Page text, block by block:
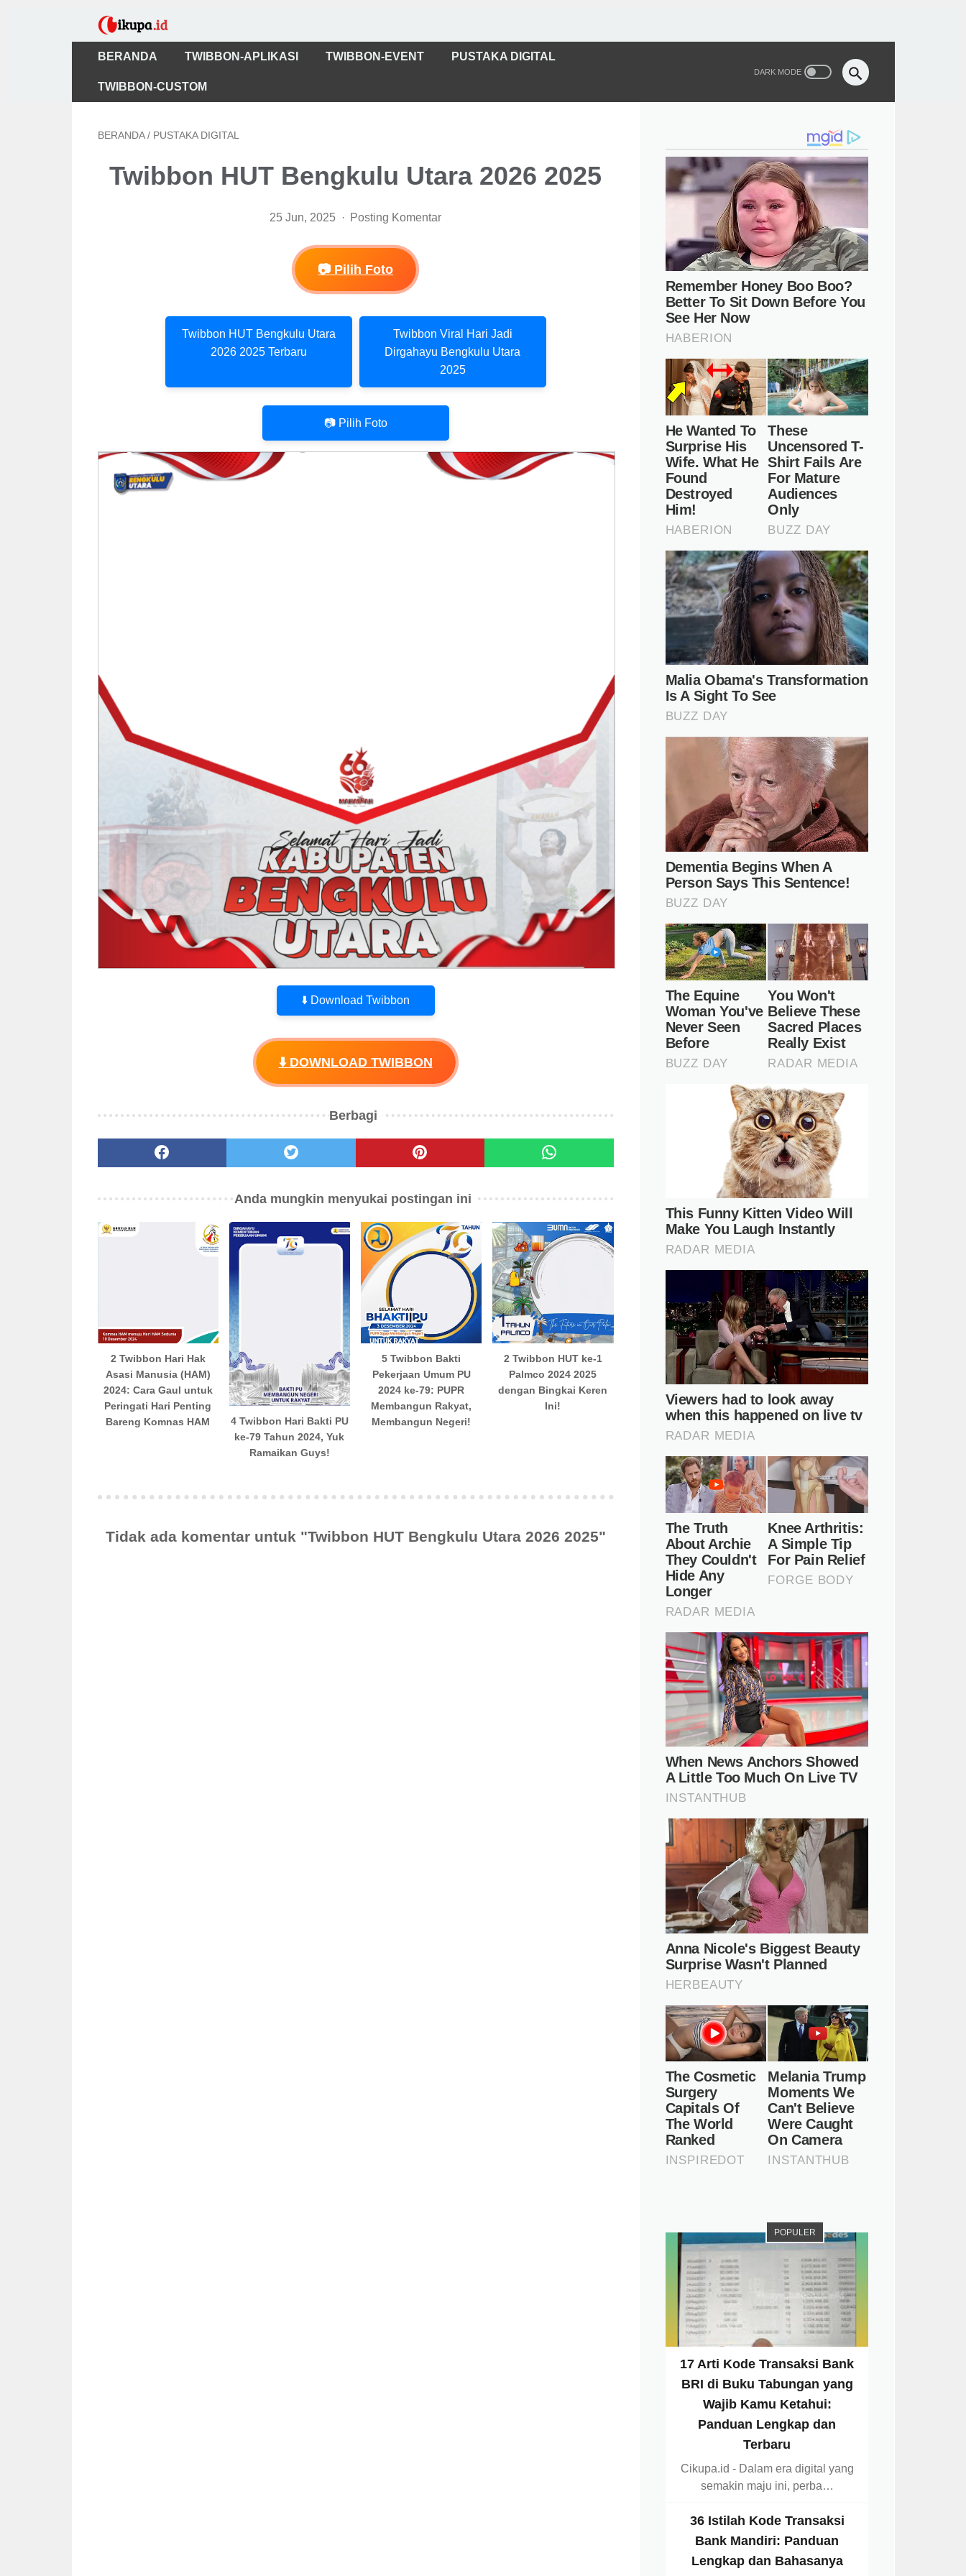
BERANDA TWIBBON-APLIKASI TWIBBON-EVENT PUSTAKA DIGITAL
TWIBBON-CUSTOM
BERANDA / PUSTAKA DIGITAL
Twibbon HUT Bengkulu Utara 2026 2025
25 Jun, 2025 Posting Komentar
📷 Pilih Foto
Twibbon HUT Bengkulu Utara
2026 2025 Terbaru
Twibbon Viral Hari Jadi
Dirgahayu Bengkulu Utara
2025
📷 Pilih Foto
⬇️ Download Twibbon
⬇️ DOWNLOAD TWIBBON
Berbagi
Anda mungkin menyukai postingan ini
2 Twibbon Hari Hak
Asasi Manusia (HAM)
2024: Cara Gaul untuk
Peringati Hari Penting
Bareng Komnas HAM
4 Twibbon Hari Bakti PU
ke-79 Tahun 2024, Yuk
Ramaikan Guys!
5 Twibbon Bakti
Pekerjaan Umum PU
2024 ke-79: PUPR
Membangun Rakyat,
Membangun Negeri!
2 Twibbon HUT ke-1
Palmco 2024 2025
dengan Bingkai Keren
Ini!
Tidak ada komentar untuk "Twibbon HUT Bengkulu Utara 2026 2025"
POPULER
17 Arti Kode Transaksi Bank
BRI di Buku Tabungan yang
Wajib Kamu Ketahui:
Panduan Lengkap dan
Terbaru
Cikupa.id - Dalam era digital yang
semakin maju ini, perba…
36 Istilah Kode Transaksi
Bank Mandiri: Panduan
Lengkap dan Bahasanya